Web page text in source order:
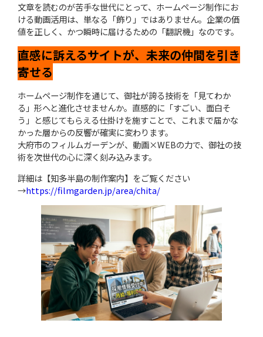
文章を読むのが苦手な世代にとって、ホームページ制作にお
ける動画活用は、単なる「飾り」ではありません。企業の価
値を正しく、かつ瞬時に届けるための「翻訳機」なのです。
直感に訴えるサイトが、未来の仲間を引き
寄せる
ホームページ制作を通じて、御社が誇る技術を「見てわか
る」形へと進化させませんか。直感的に「すごい、面白そ
う」と感じてもらえる仕掛けを施すことで、これまで届かな
かった層からの反響が確実に変わります。
大府市のフィルムガーデンが、動画×WEBの力で、御社の技
術を次世代の心に深く刻み込みます。
詳細は【知多半島の制作案内】をご覧ください
→https://filmgarden.jp/area/chita/